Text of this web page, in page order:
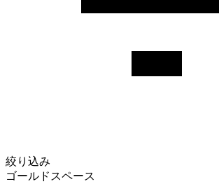
絞り込み
ゴールドスペース